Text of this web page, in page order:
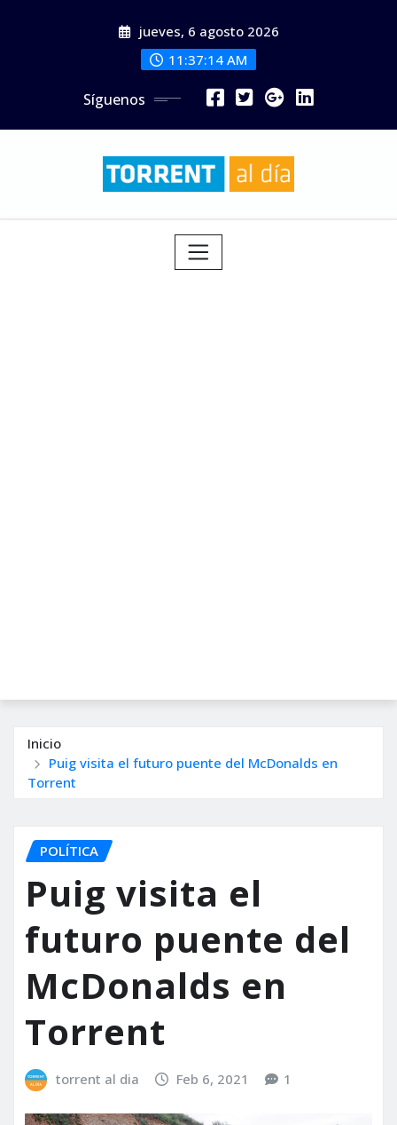
jueves, 6 agosto 2026
11:37:16 AM
Síguenos
Inicio
Puig visita el futuro puente del McDonalds en
Torrent
POLÍTICA
Puig visita el
futuro puente del
McDonalds en
Torrent
torrent al dia Feb 6, 2021 1